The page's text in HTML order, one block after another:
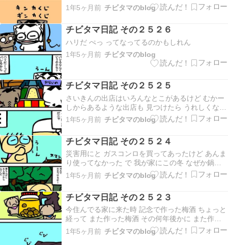
1年5ヶ月前 チビタマのblog
チビタマ日記 その２５２６
ハリだ ぺっ ってなってるのかもしれん
1年5ヶ月前 チビタマのblog
チビタマ日記 その２５２５
さいきんの出店はいろんなとこがあるけど むかー
しからあるような出店も 見つけたら うれしくなっ
ちゃうなー
1年5ヶ月前 チビタマのblog
チビタマ日記 その２５２４
災害用にと ガスコンロを買ってあったけど あんま
り使ってなかった で 我が家にこの冬 なぜか鍋ブ
ームがやってきて ガスコンロも 日の目を浴びるこ
とになった 使ってみたら めちゃ便利 コレはイイ
休んでてもらおうかなー
1年5ヶ月前 チビタマのblog
チビタマ日記 その２５２３
今住んでる家に来た時 記念で作った梅酒 ちょっと
経って また作った梅酒 その何年後かに また作っ
た梅酒 うん みんな残ってるなー 暑くなったら か
き氷にでもかけるかなー
1年5ヶ月前 チビタマのblog